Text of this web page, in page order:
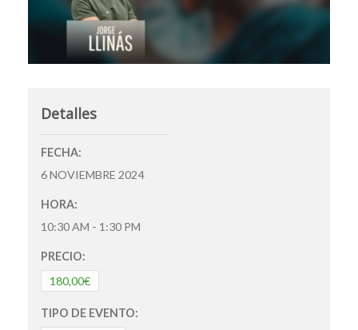
Detalles
FECHA:
6 NOVIEMBRE 2024
HORA:
10:30 AM - 1:30 PM
PRECIO:
180,00€
TIPO DE EVENTO: